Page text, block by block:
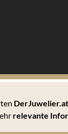
Hierbei
sämtlichen
relevante